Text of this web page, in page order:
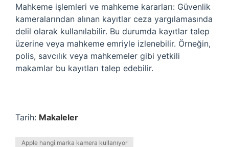
Mahkeme işlemleri ve mahkeme kararları: Güvenlik
kameralarından alınan kayıtlar ceza yargılamasında
delil olarak kullanılabilir. Bu durumda kayıtlar talep
üzerine veya mahkeme emriyle izlenebilir. Örneğin,
polis, savcılık veya mahkemeler gibi yetkili
makamlar bu kayıtları talep edebilir.
Tarih: Makaleler
Apple hangi marka kamera kullanıyor